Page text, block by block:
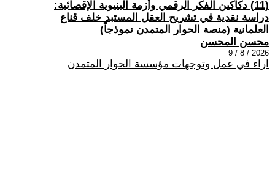
(11) دكاكين الفكر الرقمي وأزمة البنيوية الإقصائية:
دراسة نقدية في تشريح العقل المستبد خلف قناع
العلمانية (منصة الحوار المتمدن نموذجاً)
محسن المحسن
2026 / 8 / 9
اراء في عمل وتوجهات مؤسسة الحوار المتمدن